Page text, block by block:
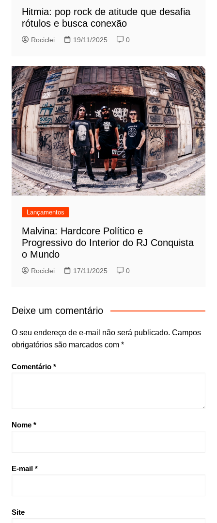
Hitmia: pop rock de atitude que desafia
rótulos e busca conexão
Rociclei 19/11/2025 0
Lançamentos
Malvina: Hardcore Político e
Progressivo do Interior do RJ Conquista
o Mundo
Rociclei 17/11/2025 0
Deixe um comentário
O seu endereço de e-mail não será publicado. Campos
obrigatórios são marcados com *
Comentário *
Nome *
E-mail *
Site